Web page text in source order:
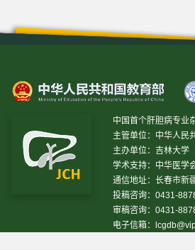
中国首个肝胆病专业
主管单位：中华人民
主办单位：吉林大学
学术支持：中华医学
通信地址：长春市新
投稿咨询：0431-
审稿咨询：0431-
电子信箱：